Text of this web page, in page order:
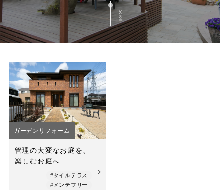
施工の流れ
よくある質問
会社概要
店舗案内
スタッフ紹介
プライバシーポリシー
サイトマップ
Scroll
ガーデンリフォーム
管理の大変なお庭を、
楽しむお庭へ
#タイルテラス
#メンテフリー